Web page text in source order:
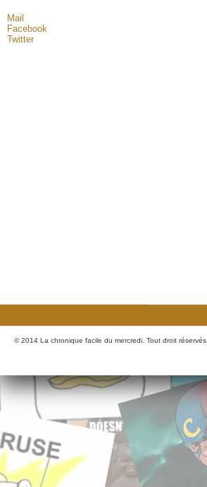
Mail
Facebook
Twitter
© 2014 La chronique facile du mercredi. Tout droit réservés.